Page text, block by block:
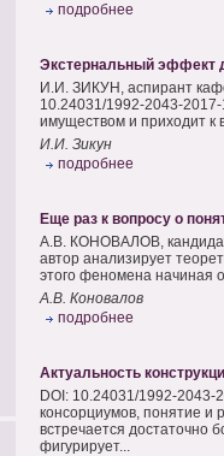
подробнее
Экстернальный эффект
И.И. ЗИКУН, аспирант
10.24031/1992-2043-
имуществом и приходит к
И.И. Зикун
подробнее
Еще раз к вопросу о
А.В. КОНОВАЛОВ,
автор анализирует
этого феномена начиная
А.В. Коновалов
подробнее
Актуальность
DOI: 10.24031/1992-2043-
консорциумов, понятие и
встречается достаточно
фигурирует...